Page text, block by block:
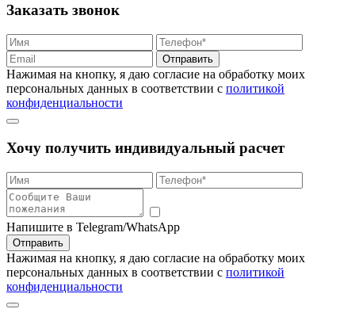
Заказать звонок
Отправить
Нажимая на кнопку, я даю согласие на обработку моих
персональных данных в соответствии с политикой
конфиденциальности
Хочу получить индивидуальный расчет
Напишите в Telegram/WhatsApp
Отправить
Нажимая на кнопку, я даю согласие на обработку моих
персональных данных в соответствии с политикой
конфиденциальности